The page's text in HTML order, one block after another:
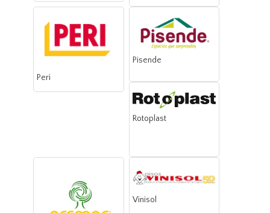
Peri
Pisende
Rotoplast
Vinisol